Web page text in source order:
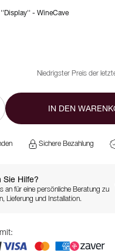
''Display'' - WineCave
Niedrigster Preis der
IN DEN
Sichere Bezahlung
Sie Hilfe?
an für eine persönliche Beratung zu
Lieferung und Installation.